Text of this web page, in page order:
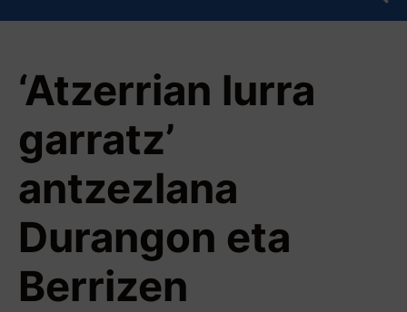
‘Atzerrian lurra
garratz’
antzezlana
Durangon eta
Berrizen